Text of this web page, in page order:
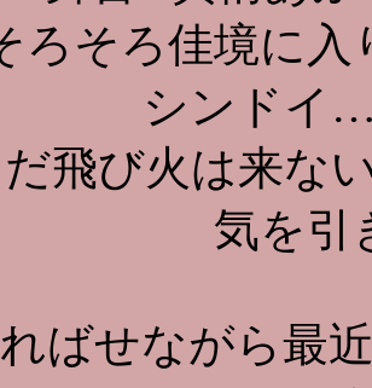
ろそろ佳境に
シンドイ
だ飛び火は来な
気を
ばせながら最